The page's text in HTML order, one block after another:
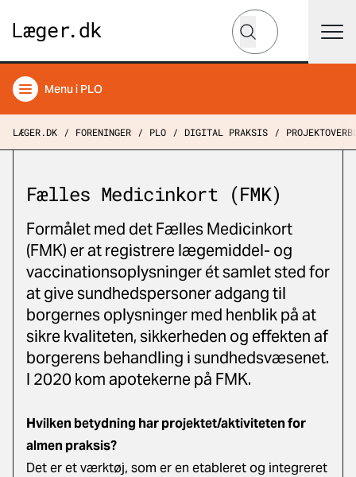
Hvad leder du efter?
Søg
Menu i PLO
LÆGER.DK FORENINGER PLO DIGITAL PRAKSIS
Fælles Medicinkort (FMK)
Formålet med det Fælles Medicinkort
(FMK) er at registrere lægemiddel- og
vaccinationsoplysninger ét samlet sted for
at give sundhedspersoner adgang til
borgernes oplysninger med henblik på at
sikre kvaliteten, sikkerheden og effekten af
borgerens behandling i sundhedsvæsenet.
I 2020 kom apotekerne på FMK.
Hvilken betydning har projektet/aktiviteten for
almen praksis?
Det er et værktøj, som er en etableret og integreret